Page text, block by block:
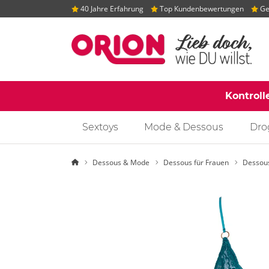
40 Jahre Erfahrung Top Kundenbewertungen
Sextoys Mode & Dessous
StartseiteDessous & Mode Dessous für Frauen